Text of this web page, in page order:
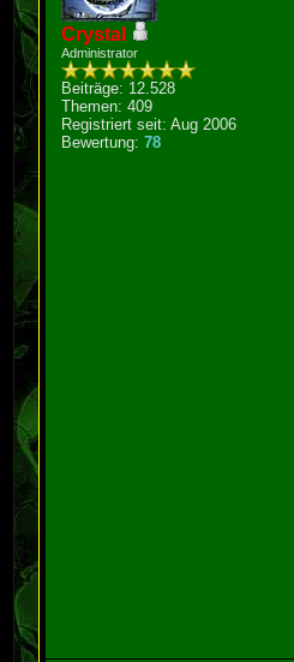
Crystal
Administrator
Beiträge: 12.528
Themen: 409
Registriert seit: Aug 2006
Bewertung:78